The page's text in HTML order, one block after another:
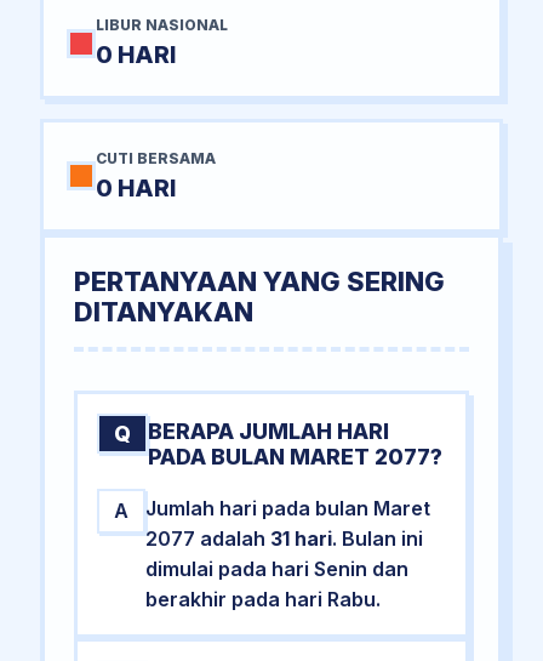
LIBUR NASIONAL
0 HARI
CUTI BERSAMA
0 HARI
PERTANYAAN YANG SERING
DITANYAKAN
Q
BERAPA JUMLAH HARI
PADA BULAN MARET 2077?
A
Jumlah hari pada bulan Maret
2077 adalah 31 hari. Bulan ini
dimulai pada hari Senin dan
berakhir pada hari Rabu.